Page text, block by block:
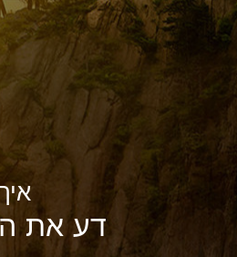
דע את